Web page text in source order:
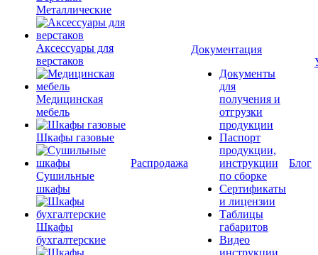
Металлические
Аксессуары для
верстаков
Медицинская
мебель
Шкафы газовые
Сушильные
шкафы
Шкафы
бухгалтерские
Распродажа
Документация
Документы
для
получения и
отгрузки
продукции
Паспорт
продукции,
инструкции
по сборке
Сертификаты
и лицензии
Таблицы
габаритов
Видео
инструкции
Блог